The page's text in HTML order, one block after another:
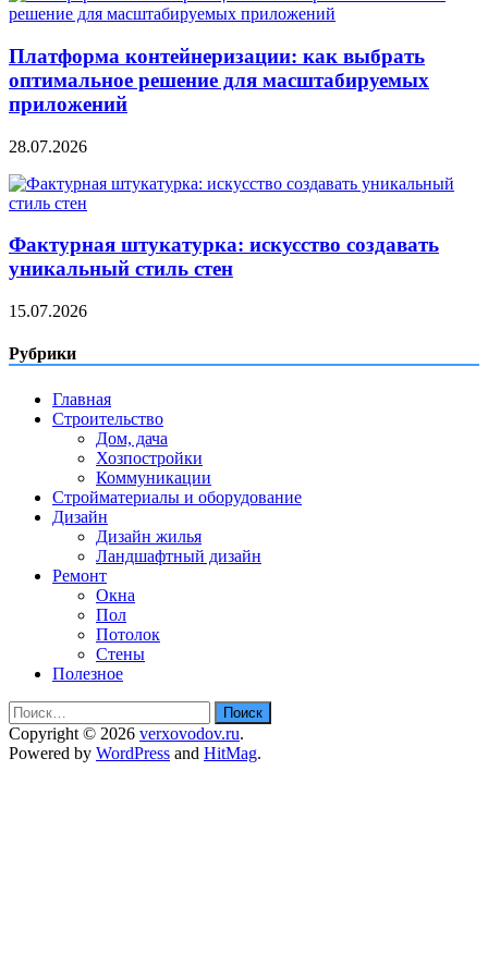
Платформа контейнеризации: как выбрать
оптимальное решение для масштабируемых
приложений
28.07.2026
Фактурная штукатурка: искусство создавать
уникальный стиль стен
15.07.2026
Рубрики
Главная
Строительство
Дом, дача
Хозпостройки
Коммуникации
Стройматериалы и оборудование
Дизайн
Дизайн жилья
Ландшафтный дизайн
Ремонт
Окна
Пол
Потолок
Стены
Полезное
Найти:
Copyright © 2026 verxovodov.ru.
Powered by WordPress and HitMag.